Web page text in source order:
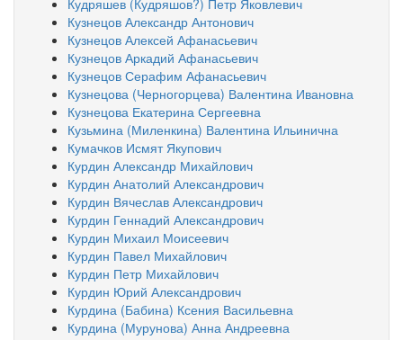
Кудряшев (Кудряшов?) Петр Яковлевич
Кузнецов Александр Антонович
Кузнецов Алексей Афанасьевич
Кузнецов Аркадий Афанасьевич
Кузнецов Серафим Афанасьевич
Кузнецова (Черногорцева) Валентина Ивановна
Кузнецова Екатерина Сергеевна
Кузьмина (Миленкина) Валентина Ильинична
Кумачков Исмят Якупович
Курдин Александр Михайлович
Курдин Анатолий Александрович
Курдин Вячеслав Александрович
Курдин Геннадий Александрович
Курдин Михаил Моисеевич
Курдин Павел Михайлович
Курдин Петр Михайлович
Курдин Юрий Александрович
Курдина (Бабина) Ксения Васильевна
Курдина (Мурунова) Анна Андреевна